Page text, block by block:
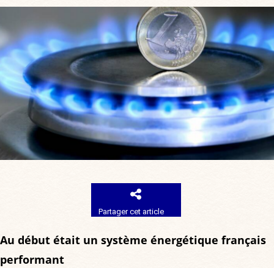
Partager cet article
Au début était un système énergétique français
performant